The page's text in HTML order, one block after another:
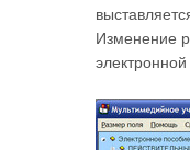
Изменение
электронной